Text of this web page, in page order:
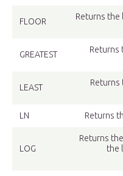
FLOOR
Returns the
GREATEST
Returns
LEAST
Returns
LN Returns
LOG
Returns
the